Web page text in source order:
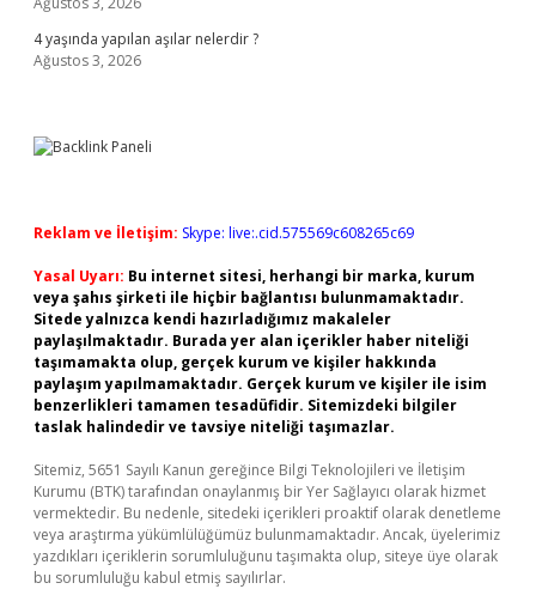
4 yaşında yapılan aşılar nelerdir ?
Ağustos 3, 2026
Reklam ve İletişim: Skype: live:.cid.575569c608265c69
Yasal Uyarı: Bu internet sitesi, herhangi bir marka, kurum
veya şahıs şirketi ile hiçbir bağlantısı bulunmamaktadır.
Sitede yalnızca kendi hazırladığımız makaleler
paylaşılmaktadır. Burada yer alan içerikler haber niteliği
taşımamakta olup, gerçek kurum ve kişiler hakkında
paylaşım yapılmamaktadır. Gerçek kurum ve kişiler ile isim
benzerlikleri tamamen tesadüfidir. Sitemizdeki bilgiler
taslak halindedir ve tavsiye niteliği taşımazlar.
Sitemiz, 5651 Sayılı Kanun gereğince Bilgi Teknolojileri ve İletişim
Kurumu (BTK) tarafından onaylanmış bir Yer Sağlayıcı olarak hizmet
vermektedir. Bu nedenle, sitedeki içerikleri proaktif olarak denetleme
veya araştırma yükümlülüğümüz bulunmamaktadır. Ancak, üyelerimiz
yazdıkları içeriklerin sorumluluğunu taşımakta olup, siteye üye olarak
bu sorumluluğu kabul etmiş sayılırlar.